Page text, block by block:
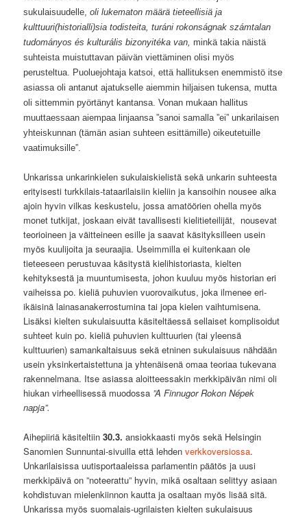
sukulaisuudelle,oli lukematon määrä tieteellisiä ja
kulttuuri(historialli)sia todisteita, turáni rokonságnak számtalan
tudományos és kulturális bizonyitéka van, minkä takia näistä
suhteista muistuttavan päivän viettäminen olisi myös
perusteltua. Puoluejohtaja katsoi, että hallituksen enemmistö itse
asiassa oli antanut ajatukselle aiemmin hiljaisen tukensa, mutta
oli sittemmin pyörtänyt kantansa. Vonan mukaan hallitus
muuttaessaan aiempaa linjaansa ”sanoi samalla ”ei” unkarilaisen
yhteiskunnan (tämän asian suhteen esittämille) oikeutetuille
vaatimuksille”.
Unkarissa unkarinkielen sukulaiskielistä sekä unkarin suhteesta
erityisesti turkkilais-tataarilaisiin kieliin ja kansoihin nousee aika
ajoin hyvin vilkas keskustelu, jossa amatöörien ohella myös
monet tutkijat, joskaan eivät tavallisesti kielitieteilijät, nousevat
teorioineen ja väitteineen esille ja saavat käsityksilleen usein
myös kuulijoita ja seuraajia. Useimmilla ei kuitenkaan ole
tieteeseen perustuvaa käsitystä kielihistoriasta, kielten
kehityksestä ja muuntumisesta, johon kuuluu myös historian eri
vaiheissa po. kieliä puhuvien vuorovaikutus, joka ilmenee eri-
ikäisinä lainasanakerrostumina tai jopa kielen vaihtumisena.
Lisäksi kielten sukulaisuutta käsiteltäessä sellaiset komplisoidut
suhteet kuin po. kieliä puhuvien kulttuurien (tai yleensä
kulttuurien) samankaltaisuus sekä etninen sukulaisuus nähdään
usein yksinkertaistettuna ja yhtenäisenä omaa teoriaa tukevana
rakennelmana. Itse asiassa aloitteessakin merkkipäivän nimi oli
hiukan virheellisessä muodossa ”A Finnugor Rokon Népek
napja”.
Aihepiiriä käsiteltiin 30.3. ansiokkaasti myös sekä Helsingin
Sanomien Sunnuntai-sivuilla että lehdenverkkoversiossa.
Unkarilaisissa uutisportaaleissa parlamentin päätös ja uusi
merkkipäivä on ”noteerattu” hyvin, mikä osaltaan selittyy asiaan
kohdistuvan mielenkiinnon kautta ja osaltaan myös lisää sitä.
Unkarissa myös suomalais-ugrilaisten kielten sukulaisuus